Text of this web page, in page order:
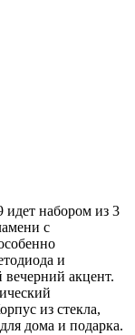
набором из 3
с
и
акцент.
из стекла,
дома и подарка.